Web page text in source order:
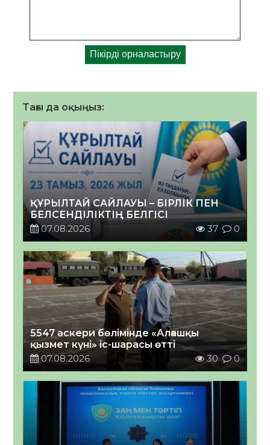
Тағы да оқыңыз:
ҚҰРЫЛТАЙ САЙЛАУЫ – БІРЛІК ПЕН
БЕЛСЕНДІЛІКТІҢ БЕЛГІСІ
07.08.2026
37 0
5547 әскери бөлімінде «Алғашқы
қызмет күні» іс-шарасы өтті
07.08.2026
30 0